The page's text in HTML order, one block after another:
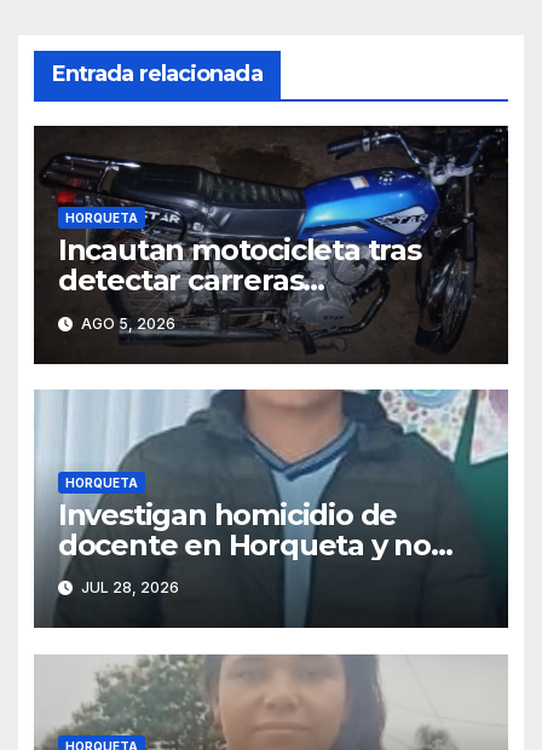
Entrada relacionada
HORQUETA
Incautan motocicleta tras
detectar carreras
clandestinas y maniobras
peligrosas en Horqueta
AGO 5, 2026
HORQUETA
Investigan homicidio de
docente en Horqueta y no
descartan vínculo con
préstamos de dinero
JUL 28, 2026
HORQUETA